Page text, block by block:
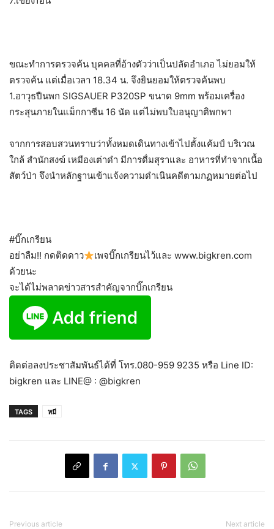
ขณะทำการตรวจค้น บุคคลที่อ้างตัวว่าเป็นปลัดอำเภอ ไม่ยอมให้
ตรวจค้น แต่เมื่อเวลา 18.34 น. จึงยินยอมให้ตรวจค้นพบ
1.อาวุธปืนพก SIGSAUER P320SP ขนาด 9mm พร้อมเครื่อง
กระสุนภายในแม็กกาซีน 16 นัด แต่ไม่พบใบอนุญาติพกพา
จากการสอบสวนทราบว่าทั้งหมดเดินทางเข้าไปตั้งแค้มป์ บริเวณ
ใกล้ สำนักสงฆ์ เหมืองเต่าดำ​ มีการดื่มสุราและ อาหารที่ทำจากเนื้อ
สัตว์ป่า​ จึงนำหลักฐานเข้าแจ้งความดำเนินคดีตามกฏหมายต่อไป
#บิ๊กเกรียน
อย่าลืม!! กดติดดาว
เพจบิ๊กเกรียนไว้และ www.bigkren.com
ด้วยนะ
จะได้ไม่พลาดข่าวสารสำคัญจากบิ๊กเกรียน
ติดต่อลงประชาสัมพันธ์ได้ที่ โทร.080-959 9235 หรือ Line ID:
bigkren และ LINE@ : @bigkren
TAGS หมี
Previous article Next article